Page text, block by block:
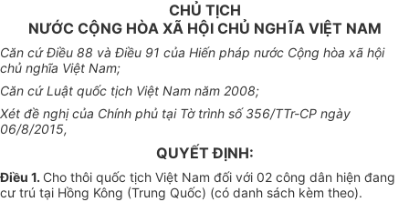
CHỦ TỊCH
NƯỚC CỘNG HÒA XÃ HỘI CHỦ NGHĨA VIỆT NAM
Căn cứ Điều 88 và Điều 91 của Hiến pháp nước Cộng hòa xã hội
chủ nghĩa Việt Nam;
Căn cứ Luật quốc tịch Việt Nam năm 2008;
Xét đề nghị của Chính phủ tại Tờ trình số 356/TTr-CP ngày
06/8/2015,
QUYẾT ĐỊNH:
Điều 1. Cho thôi quốc tịch Việt Nam đối với 02 công dân hiện đang
cư trú tại Hồng Kông (Trung Quốc) (có danh sách kèm theo).